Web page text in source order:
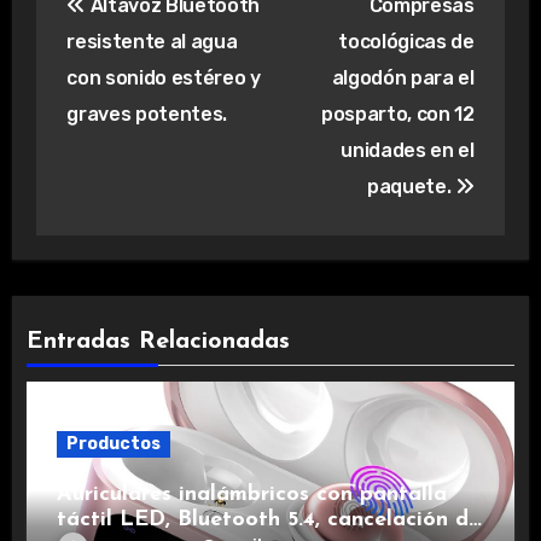
de
entradas
Altavoz Bluetooth
resistente al agua
con sonido estéreo y
graves potentes.
Compresas
tocológicas de
algodón para el
posparto, con 12
unidades en el
paquete.
Entradas Relacionadas
Productos
Auriculares inalámbricos con pantalla
táctil LED, Bluetooth 5.4, cancelación de